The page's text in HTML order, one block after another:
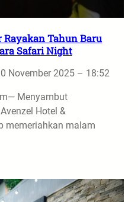
Rayakan Tahun Baru
Safari Night
November 2025 – 18:52
Menyambut
Hotel &
memeriahkan malam